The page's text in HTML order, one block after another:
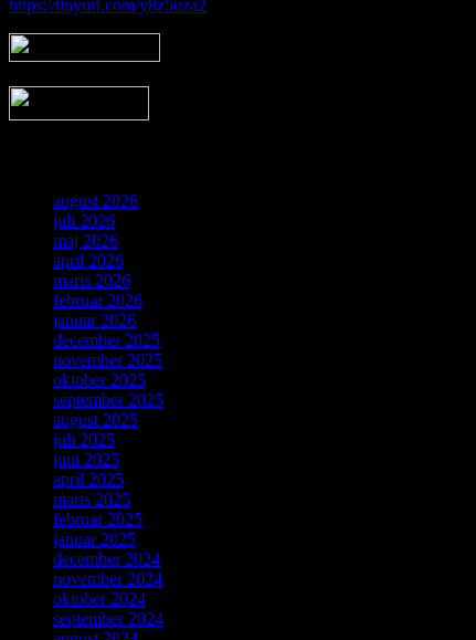
https://tinyurl.com/y8z5uza2
august 2026
juli 2026
maj 2026
april 2026
marts 2026
februar 2026
januar 2026
december 2025
november 2025
oktober 2025
september 2025
august 2025
juli 2025
juni 2025
april 2025
marts 2025
februar 2025
januar 2025
december 2024
november 2024
oktober 2024
september 2024